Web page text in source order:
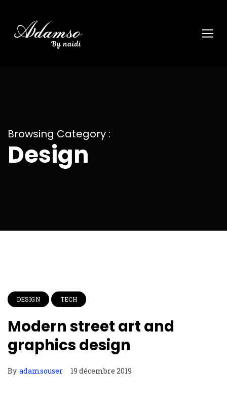
Browsing Category :
Design
DESIGN TECH
Modern street art and
graphics design
By adamsouser 19 décembre 2019